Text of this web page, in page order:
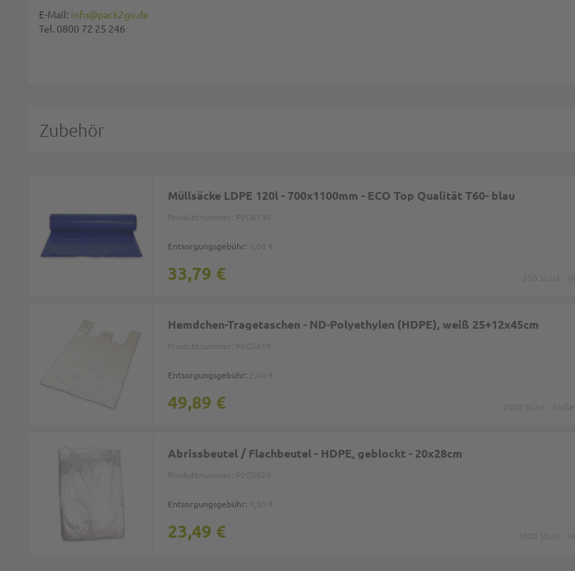
E-Mail: info@pack2go.de
Tel. 0800 72 25 246
Zubehör
Müllsäcke LDPE 120l - 700x1100mm - ECO Top Qualität T60- blau
Entsorgungsgebühr:
33,79 €
Hemdchen-Tragetaschen - ND-Polyethylen (HDPE), weiß 25+12x45cm
Entsorgungsgebühr:
49,89 €
Abrissbeutel / Flachbeutel - HDPE, geblockt - 20x28cm
Entsorgungsgebühr:
23,49 €